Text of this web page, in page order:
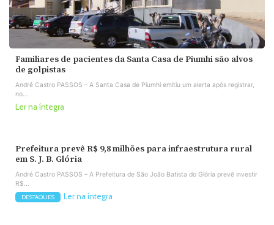
Familiares de pacientes da Santa Casa de Piumhi são alvos
de golpistas
André Castro PASSOS – A Santa Casa de Piumhi emitiu um alerta após registrar,
no...
Ler na íntegra
Prefeitura prevê R$ 9,8 milhões para infraestrutura rural
em S. J. B. Glória
André Castro PASSOS – A Prefeitura de São João Batista do Glória prevê investir
R$...
DESTAQUES Ler na íntegra